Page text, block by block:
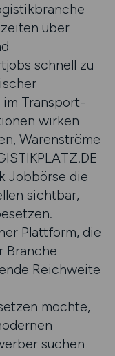
über
schnell zu
Transport-
wirken
Warenströme
Jobbörse die
sichtbar,
Plattform, die
Branche
Reichweite
möchte,
suchen